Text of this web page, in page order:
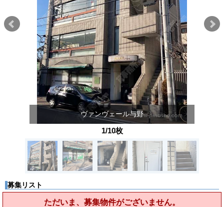
ヴァンヴェール与野
1/10枚
募集リスト
ただいま、募集物件がございません。